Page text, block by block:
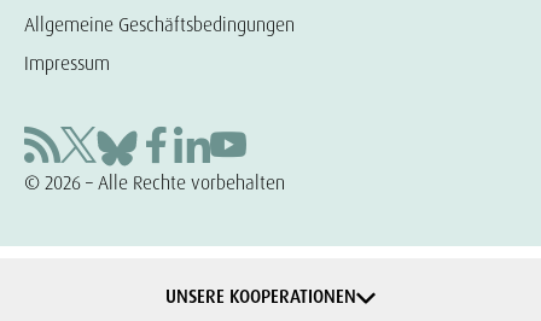
Allgemeine Geschäftsbedingungen
Impressum
© 2026 – Alle Rechte vorbehalten
UNSERE KOOPERATIONEN